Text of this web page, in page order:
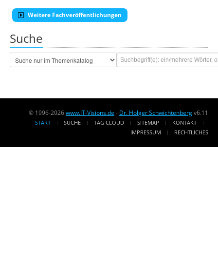
Weitere Fachveröffentlichungen
Suche
© 1996-2026www.IT-Visions.de - Dr. Holger Schwichtenbergv6.11
START SUCHE TAG CLOUD SITEMAP
KONTAKT
IMPRESSUM
RECHTLICHES